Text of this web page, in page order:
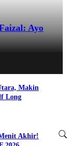
Ayo
Makin
Long
Akhir!